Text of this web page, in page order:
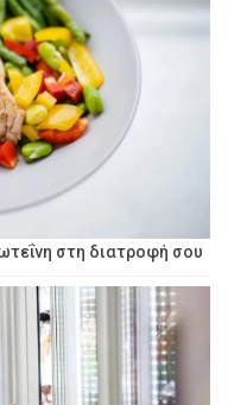
στη διατροφή σου